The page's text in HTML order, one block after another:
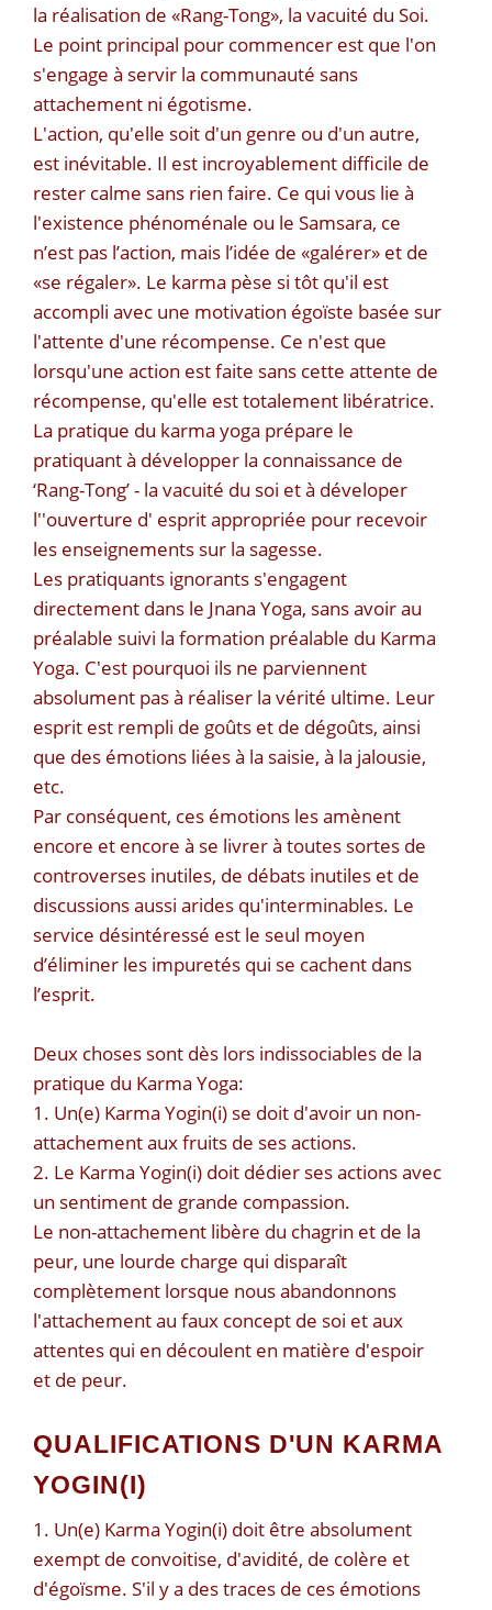
la réalisation de «Rang-Tong», la vacuité du Soi.
Le point principal pour commencer est que l'on
s'engage à servir la communauté sans
attachement ni égotisme.
L'action, qu'elle soit d'un genre ou d'un autre,
est inévitable. Il est incroyablement difficile de
rester calme sans rien faire. Ce qui vous lie à
l'existence phénoménale ou le Samsara, ce
n’est pas l’action, mais l’idée de «galérer» et de
«se régaler». Le karma pèse si tôt qu'il est
accompli avec une motivation égoïste basée sur
l'attente d'une récompense. Ce n'est que
lorsqu'une action est faite sans cette attente de
récompense, qu'elle est totalement libératrice.
La pratique du karma yoga prépare le
pratiquant à développer la connaissance de
‘Rang-Tong’ - la vacuité du soi et à déveloper
l''ouverture d' esprit appropriée pour recevoir
les enseignements sur la sagesse.
Les pratiquants ignorants s'engagent
directement dans le Jnana Yoga, sans avoir au
préalable suivi la formation préalable du Karma
Yoga. C'est pourquoi ils ne parviennent
absolument pas à réaliser la vérité ultime. Leur
esprit est rempli de goûts et de dégoûts, ainsi
que des émotions liées à la saisie, à la jalousie,
etc.
Par conséquent, ces émotions les amènent
encore et encore à se livrer à toutes sortes de
controverses inutiles, de débats inutiles et de
discussions aussi arides qu'interminables. Le
service désintéressé est le seul moyen
d’éliminer les impuretés qui se cachent dans
l’esprit.
Deux choses sont dès lors indissociables de la
pratique du Karma Yoga:
1. Un(e) Karma Yogin(i) se doit d'avoir un non-
attachement aux fruits de ses actions.
2. Le Karma Yogin(i) doit dédier ses actions avec
un sentiment de grande compassion.
Le non-attachement libère du chagrin et de la
peur, une lourde charge qui disparaît
complètement lorsque nous abandonnons
l'attachement au faux concept de soi et aux
attentes qui en découlent en matière d'espoir
et de peur.
QUALIFICATIONS D'UN KARMA
YOGIN(I)
1. Un(e) Karma Yogin(i) doit être absolument
exempt de convoitise, d'avidité, de colère et
d'égoïsme. S'il y a des traces de ces émotions